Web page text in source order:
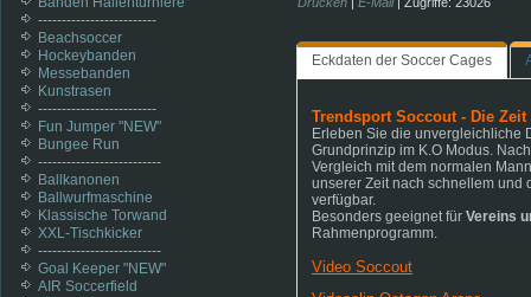
-------------------------
Beachsoccer
Hockeybanden
Messebanden
Kunstrasen
-------------------------
Fun Jumper "NEW"
Bungee Run
--------------------------
Ballkanonen
Ballwurfmaschine
Klassische Torwand
XXL-Tischkicker
--------------------------
Goal Keeper "NEW"
AIR Soccerfield
Eckdaten der Soccer Cages
Trendsport Soccout - Die
Erleben Sie die unvergleichliche
Grundprinzip im K.O Modus.
Vergleich mit dem normalen
unserer Zeit nach schnellem und
verfügbar.
Besonders geeignet für Vereins
Rahmenprogramm.
Video Soccout